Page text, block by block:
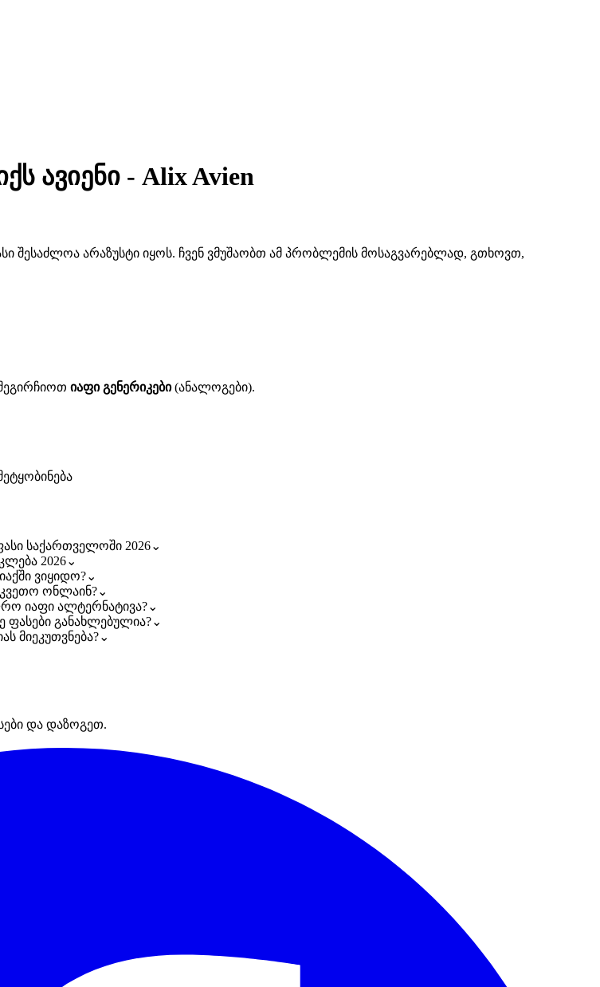
ავიენი - Alix Avien
შესაძლოა არაზუსტი იყოს. ჩვენ ვმუშაობთ ამ პრობლემის მოსაგვარებლად, გთხოვთ,
იაფი გენერიკები(ანალოგები).
საქართველოში 2026⌄
2026⌄
ვიყიდო?⌄
ონლაინ?⌄
იაფი ალტერნატივა?⌄
ფასები განახლებულია?⌄
მიეკუთვნება?⌄
და დაზოგეთ.